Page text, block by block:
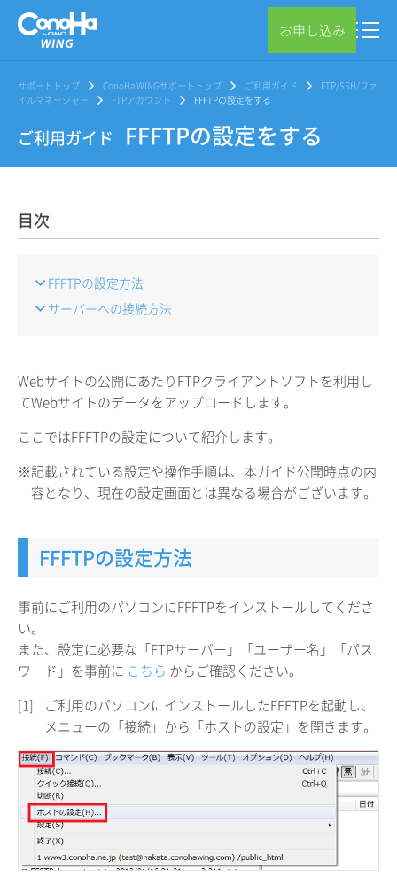
お申し込み
サポートトップ ConoHa WINGサポートトップ ご利用ガイド
FTP/SSH/ファ
イルマネージャー
FTPアカウント FFFTPの設定をする
ご利用ガイド FFFTPの設定をする
目次
FFFTPの設定方法
サーバーへの接続方法
Webサイトの公開にあたりFTPクライアントソフトを利用し
てWebサイトのデータをアップロードします。
ここではFFFTPの設定について紹介します。
※記載されている設定や操作手順は、本ガイド公開時点の内
容となり、現在の設定画面とは異なる場合がございます。
FFFTPの設定方法
事前にご利用のパソコンにFFFTPをインストールしてくださ
い。
また、設定に必要な「FTPサーバー」「ユーザー名」「パス
ワード」を事前に こちら からご確認ください。
[1]
ご利用のパソコンにインストールしたFFFTPを起動し、
メニューの「接続」から「ホストの設定」を開きます。